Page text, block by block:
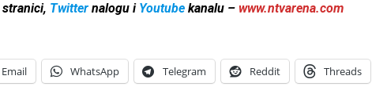
stranici, Twitter nalogu i Youtube kanalu – www.ntvarena.com
Email WhatsApp Telegram Reddit Threads